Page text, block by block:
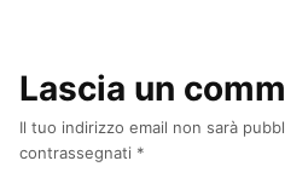
Lascia un
Il tuo indirizzo email non sarà
contrassegnati *